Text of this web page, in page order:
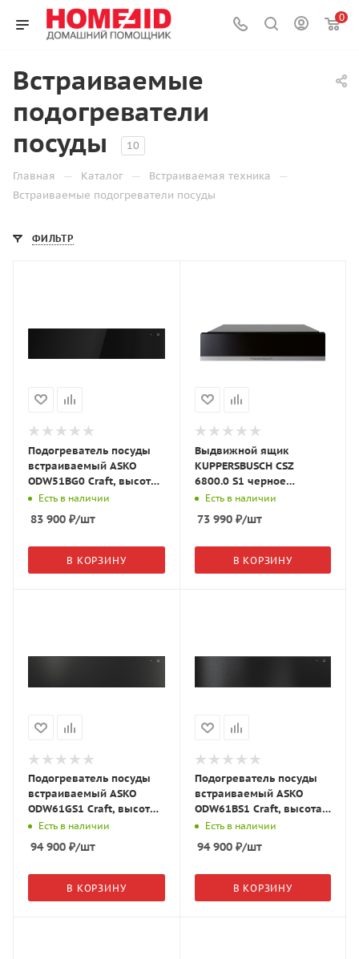
0
Встраиваемые
подогреватели
посуды
10
Главная — Каталог — Встраиваемая техника —
Встраиваемые подогреватели посуды
ФИЛЬТР
Подогреватель посуды
встраиваемый ASKO
ODW51BG0 Craft, высота
14 см, чёрное стекло,
Есть в наличии
83 900 ₽/шт
В КОРЗИНУ
Выдвижной ящик
KUPPERSBUSCH CSZ
6800.0 S1 черное
стекло/Stainless Steel
Есть в наличии
73 990₽/шт
В КОРЗИНУ
Подогреватель посуды
встраиваемый ASKO
ODW61GS1 Craft, высота
14 см, графит, 746756
Есть в наличии
94 900 ₽/шт
В КОРЗИНУ
Подогреватель посуды
встраиваемый ASKO
ODW61BS1 Craft, высота
14 см, Black Steel, 746757
Есть в наличии
94 900₽/шт
В КОРЗИНУ